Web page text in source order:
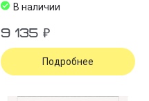
В наличии
9 135 ₽
Подробнее